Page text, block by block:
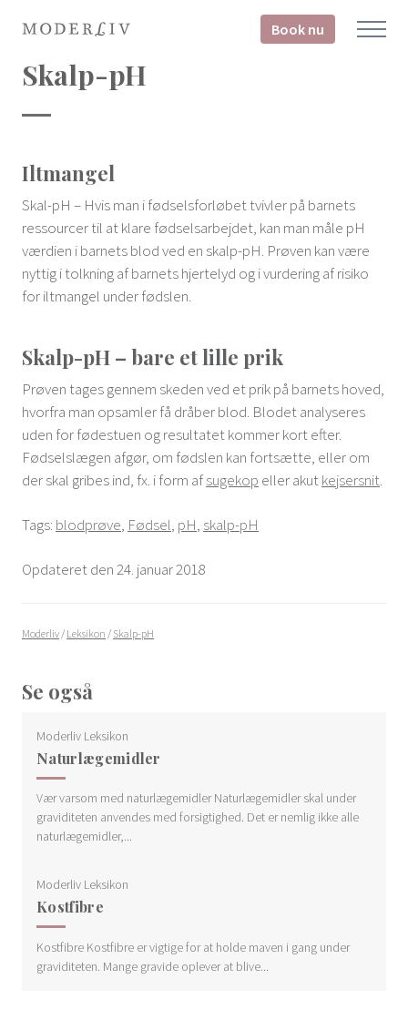
Book nu
Skalp-pH
Iltmangel
Skal-pH – Hvis man i fødselsforløbet tvivler på barnets
ressourcer til at klare fødselsarbejdet, kan man måle pH
værdien i barnets blod ved en skalp-pH. Prøven kan være
nyttig i tolkning af barnets hjertelyd og i vurdering af risiko
for iltmangel under fødslen.
Skalp-pH – bare et lille prik
Prøven tages gennem skeden ved et prik på barnets hoved,
hvorfra man opsamler få dråber blod. Blodet analyseres
uden for fødestuen og resultatet kommer kort efter.
Fødselslægen afgør, om fødslen kan fortsætte, eller om
der skal gribes ind, fx. i form afsugekop eller akutkejsersnit.
Tags: blodprøve, Fødsel, pH, skalp-pH
Opdateret den 24. januar 2018
Moderliv/ Leksikon / Skalp-pH
Se også
Moderliv Leksikon
Naturlægemidler
Vær varsom med naturlægemidler Naturlægemidler skal under
graviditeten anvendes med forsigtighed. Det er nemlig ikke alle
naturlægemidler,...
Moderliv Leksikon
Kostfibre
Kostfibre Kostfibre er vigtige for at holde maven i gang under
graviditeten. Mange gravide oplever at blive...